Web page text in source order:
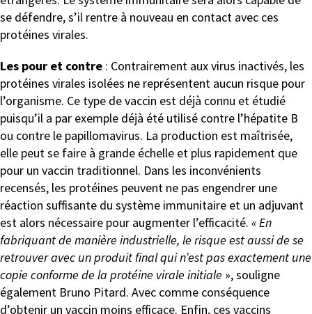
se défendre, s’il rentre à nouveau en contact avec ces
protéines virales.
Les pour et contre : Contrairement aux virus inactivés, les
protéines virales isolées ne représentent aucun risque pour
l’organisme. Ce type de vaccin est déjà connu et étudié
puisqu’il a par exemple déjà été utilisé contre l’hépatite B
ou contre le papillomavirus. La production est maîtrisée,
elle peut se faire à grande échelle et plus rapidement que
pour un vaccin traditionnel. Dans les inconvénients
recensés, les protéines peuvent ne pas engendrer une
réaction suffisante du système immunitaire et un adjuvant
est alors nécessaire pour augmenter l’efficacité. « En
fabriquant de manière industrielle, le risque est aussi de se
retrouver avec un produit final qui n’est pas exactement une
copie conforme de la protéine virale initiale », souligne
également Bruno Pitard. Avec comme conséquence
d’obtenir un vaccin moins efficace. Enfin, ces vaccins